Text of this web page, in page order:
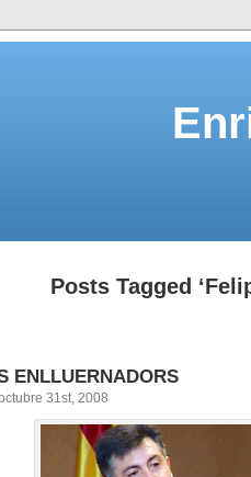
Posts Tagged
ENLLUERNADORS
31st, 2008